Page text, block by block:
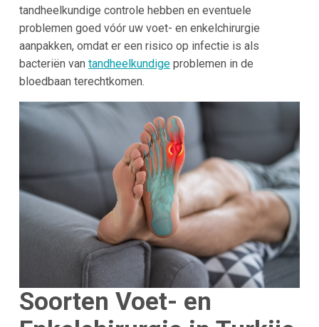
tandheelkundige controle hebben en eventuele
problemen goed vóór uw voet- en enkelchirurgie
aanpakken, omdat er een risico op infectie is als
bacteriën van tandheelkundigeproblemen in de
bloedbaan terechtkomen.
Soorten Voet- en